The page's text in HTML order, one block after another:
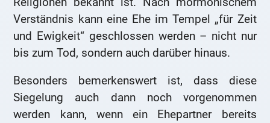
Verständnis kann eine Ehe im Tempel „für Zeit
und Ewigkeit“ geschlossen werden – nicht nur
bis zum Tod, sondern auch darüber hinaus.
Besonders bemerkenswert ist, dass diese
Siegelung auch dann noch vorgenommen
werden kann, wenn ein Ehepartner bereits